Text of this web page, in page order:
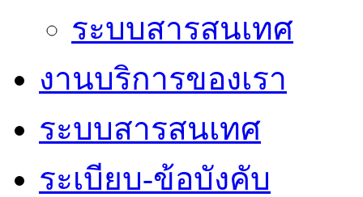
ระบบสารสนเทศ
งานบริการของเรา
ระบบสารสนเทศ
ระเบียบ-ข้อบังคับ